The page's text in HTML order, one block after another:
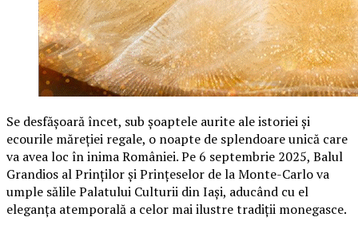
Se desfășoară încet, sub șoaptele aurite ale istoriei și
ecourile măreției regale, o noapte de splendoare unică care
va avea loc în inima României. Pe 6 septembrie 2025, Balul
Grandios al Prinților și Prințeselor de la Monte-Carlo va
umple sălile Palatului Culturii din Iași, aducând cu el
eleganța atemporală a celor mai ilustre tradiții monegasce.